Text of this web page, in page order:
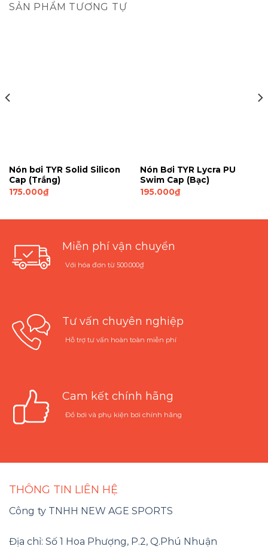
SẢN PHẨM TƯƠNG TỰ
Nón bơi TYR Solid Silicon
Cap (Trắng)
175.000₫
Nón Bơi TYR Lycra PU
Swim Cap (Bạc)
195.000₫
Miễn phí vận chuyển
Với hóa đơn từ 500.000₫
Tư vấn chuyên nghiệp
Hỗ trợ tư vấn hoàn toàn miễn phí
Cam kết chính hãng
Đồ bơi và phụ kiện bơi chính hãng
THÔNG TIN LIÊN HỆ
Công ty TNHH NEW AGE SPORTS
Địa chỉ: Số 1 Hoa Phượng, P.2, Q.Phú Nhuận